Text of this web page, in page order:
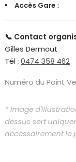
Accès Gare :
📞 Contact
Gilles Dermout
Tél : 0474 358 462
Numéro du Point
* Image
dessus sert
nécessairement le